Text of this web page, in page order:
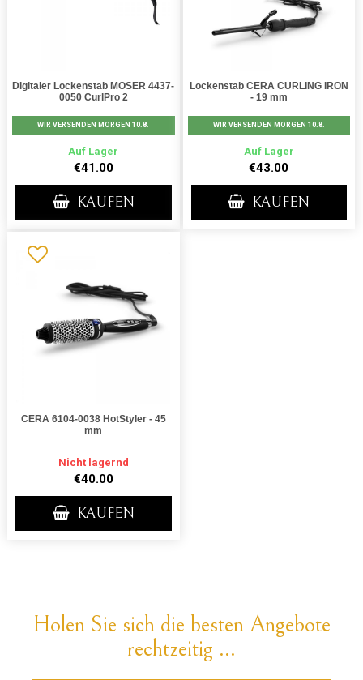
Digitaler Lockenstab MOSER 4437-
0050 CurlPro 2
WIR VERSENDEN MORGEN 10.8.
Auf Lager
€41.00
KAUFEN
Lockenstab CERA CURLING IRON
- 19 mm
WIR VERSENDEN MORGEN 10.8.
Auf Lager
€43.00
KAUFEN
CERA 6104-0038 HotStyler - 45
mm
Nicht lagernd
€40.00
KAUFEN
Holen Sie sich die besten Angebote
rechtzeitig ...